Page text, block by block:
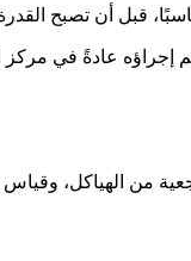
قبل أن تصبح
عادةً في مركز
من الهياكل،